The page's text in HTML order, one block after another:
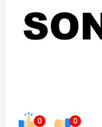
0 0